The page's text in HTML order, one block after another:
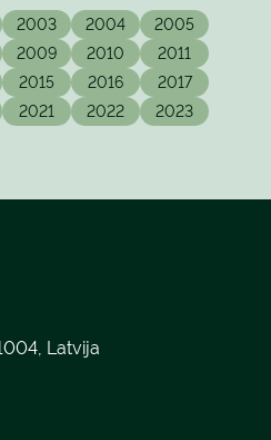
2003 2004
2005
2009 2010
2011
2015 2016
2017
2021 2022
2023
Latvija